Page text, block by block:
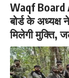
Waqf Board
बोर्ड के अध्यक्ष
मिलेगी मुक्ति,